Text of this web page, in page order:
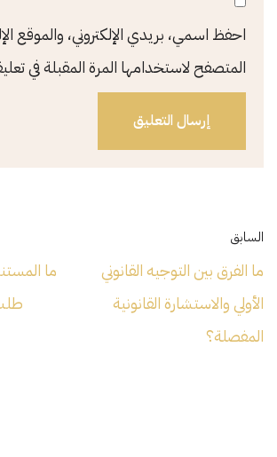
احفظ اسمي، بريدي الإلكتروني، والموقع
المتصفح لاستخدامها المرة المقبلة في
السابق
ما الفرق بين التوجيه القانوني
الأولي والاستشارة القانونية
المفصلة؟
ما